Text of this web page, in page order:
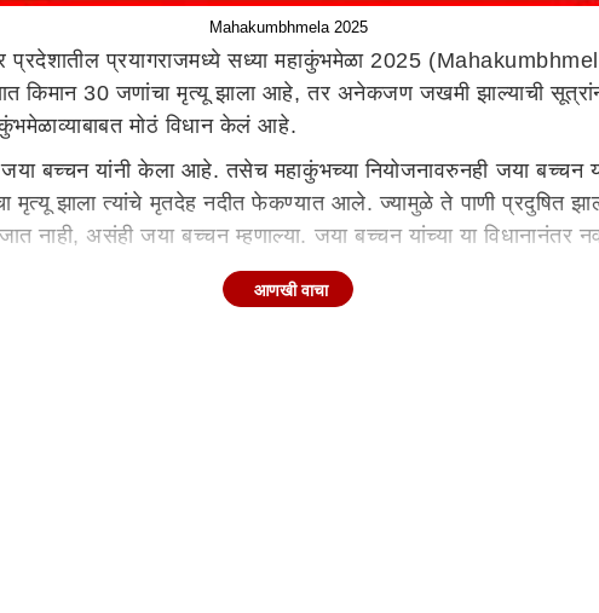
Mahakumbhmela 2025
प्रदेशातील प्रयागराजमध्ये सध्या महाकुंभमेळा 2025
किमान 30 जणांचा मृत्यू झाला आहे, तर अनेकजण जखमी झाल्याची सूत्रांनी
मोठं विधान केलं आहे.
बच्चन यांनी केला आहे. तसेच महाकुंभच्या नियोजनावरुनही जया
मृत्यू झाला त्यांचे मृतदेह नदीत फेकण्यात आले. ज्यामुळे ते पाणी प्रदुषित
असंही जया बच्चन म्हणाल्या. जया बच्चन यांच्या या विधानानंतर
तसंच पोहचतं आहे. तसंच लोकांचं लक्ष या घटनेकडून विचलित
आणखी वाचा